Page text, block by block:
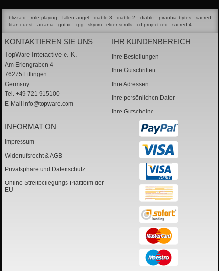
blizzard role playing fallen angel diablo 3 diablo 2 diablo piranhia bytes
sacred
titan quest
arcania gothic rpg skyrim elder scrolls cd project red sacred 4
KONTAKTIEREN SIE UNS
TopWare Interactive e. K.
Am Erlengraben 4
76275 Ettlingen
Germany
Tel. +49 721 915100
E-Mail info@topware.com
IHR KUNDENBEREICH
Ihre Bestellungen
Ihre Gutschriften
Ihre Adressen
Ihre persönlichen Daten
Ihre Gutscheine
INFORMATION
Impressum
Widerrufsrecht & AGB
Privatsphäre und Datenschutz
Online-Streitbeilegungs-Plattform der
EU